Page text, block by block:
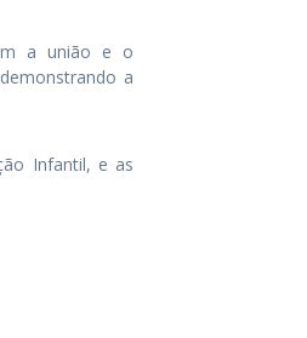
a união e o
a
Infantil, e as